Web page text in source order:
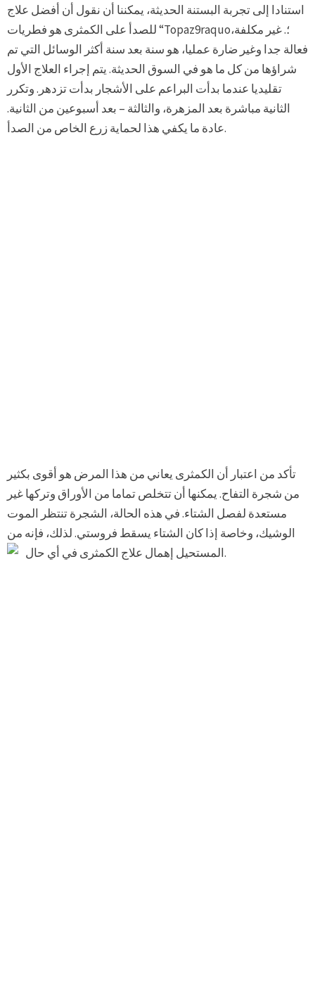
استنادا إلى تجربة البستنة الحديثة، يمكننا أن نقول أن أفضل علاج
للصدأ على الكمثرى هو فطريات “Topaz9raquo؛. غير مكلفة،
فعالة جدا وغير ضارة عمليا، هو سنة بعد سنة أكثر الوسائل التي تم
شراؤها من كل ما هو في السوق الحديثة. يتم إجراء العلاج الأول
تقليديا عندما بدأت البراعم على الأشجار بدأت تزدهر. وتكرر
الثانية مباشرة بعد المزهرة، والثالثة – بعد أسبوعين من الثانية.
عادة ما يكفي هذا لحماية زرع الخاص من الصدأ.
تأكد من اعتبار أن الكمثرى يعاني من هذا المرض هو أقوى بكثير
من شجرة التفاح. يمكنها أن تتخلص تماما من الأوراق وتركها غير
مستعدة لفصل الشتاء. في هذه الحالة، الشجرة تنتظر الموت
الوشيك، وخاصة إذا كان الشتاء يسقط فروستي. لذلك، فإنه من
المستحيل إهمال علاج الكمثرى في أي حال.